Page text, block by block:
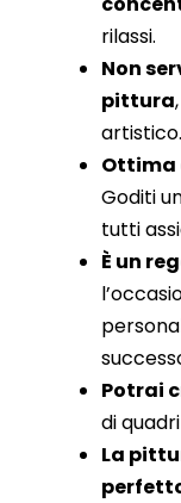
rilassi.
Non
pittura
artistico.
Goditi
tutti
È un
Potrai
di
La